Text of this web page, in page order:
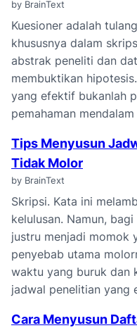
by BrainText
Kuesioner adalah
khususnya dalam
abstrak peneliti dan
membuktikan
yang efektif bukanlah
pemahaman
Tips Menyusun
Tidak Molor
by BrainText
Skripsi. Kata ini
kelulusan. Namun,
justru menjadi momok
penyebab utama
waktu yang buruk dan
jadwal penelitian
Cara Menyusun